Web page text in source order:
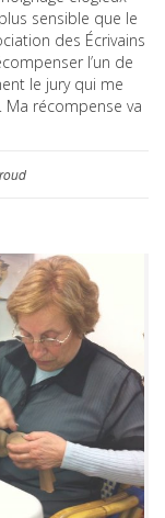
sensible que le
des Écrivains
l’un de
le jury qui me
Ma récompense va